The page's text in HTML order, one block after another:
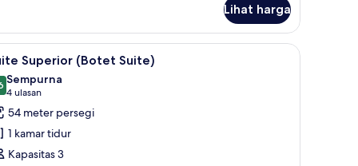
Lihat harga
memori, dan brankas Seprai premium, selimut bulu angsa, busa
4 Superior (Botet Suite)
dari 10
Sempurna
4 ulasan
(4
ulasan)
54 meter persegi
1 kamar tidur
Kapasitas 3